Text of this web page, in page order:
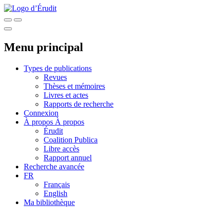
Menu principal
Types de publications
Revues
Thèses et mémoires
Livres et actes
Rapports de recherche
Connexion
À propos À propos
Érudit
Coalition Publica
Libre accès
Rapport annuel
Recherche avancée
FR
Français
English
Ma bibliothèque